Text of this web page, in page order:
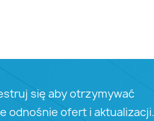
się aby otrzymywać
odnośnie ofert i aktualizacji.